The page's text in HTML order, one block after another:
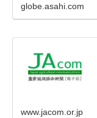
globe.asahi.com
www.jacom.or.jp